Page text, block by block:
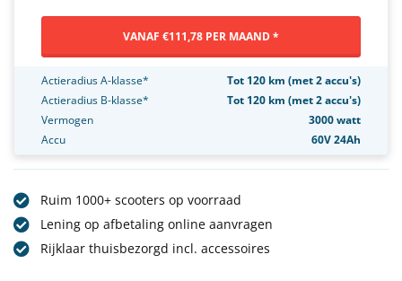
VANAF €111,78 PER MAAND *
Actieradius A-klasse*
Tot 120 km (met 2 accu's)
Actieradius B-klasse*
Tot 120 km (met 2 accu's)
Vermogen
3000 watt
Accu
60V 24Ah
Ruim 1000+ scooters op voorraad
Lening op afbetaling online aanvragen
Rijklaar thuisbezorgd incl. accessoires